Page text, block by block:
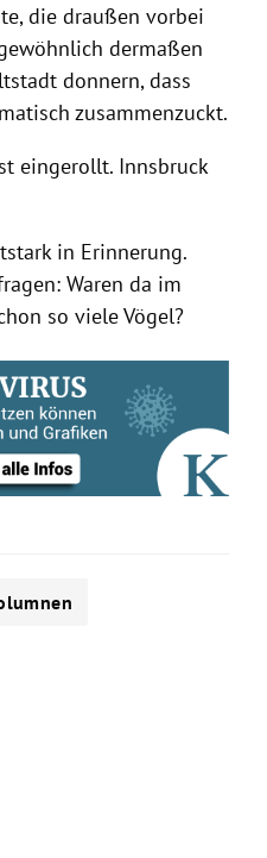
die draußen vorbei
dermaßen
donnern, dass
zusammenzuckt.
eingerollt. Innsbruck
in Erinnerung.
Waren da im
so viele Vögel?